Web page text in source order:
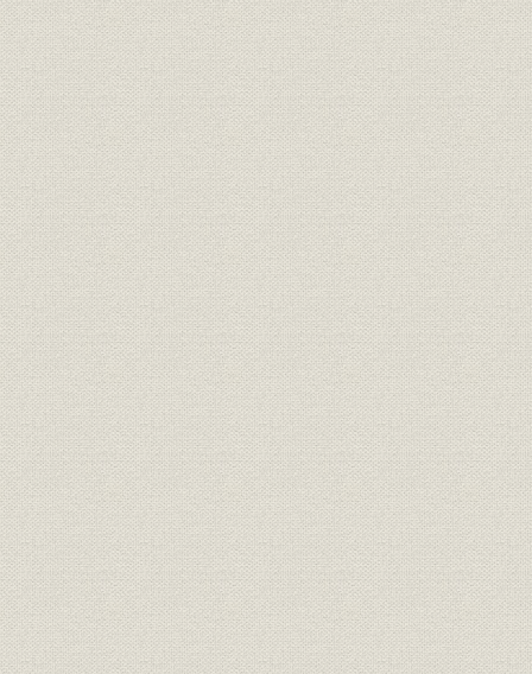
資産;関係会社 各社の資産再評価実施状況
昭和25年
29年(1954
財務・業績;株式
各社の資本金の推移および株主
の異動
昭和23年
30年(1955
関係会社;株式
四国林業(株)主な株主(1,000株
以降)
昭和27年
関係会社;株式 東邦農林(株)株主名簿 昭和26年
株式 住友林業発足時の株主構成 昭和30年
役員 平賀五郎 [昭和27年
経済
わが国経済の戦前に対する回復
水準
昭和9年
(1936年)
普及率 家庭電化製品の普及率
昭和32年
(1981年)